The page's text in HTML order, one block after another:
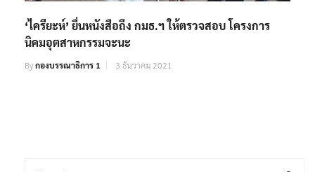
‘ไครียะห์’ ยื่นหนังสือถึง กมธ.ฯ ให้ตรวจสอบ โครงการ
นิคมอุตสาหกรรมจะนะ
Byกองบรรณาธิการ 1 3 ธันวาคม 2021